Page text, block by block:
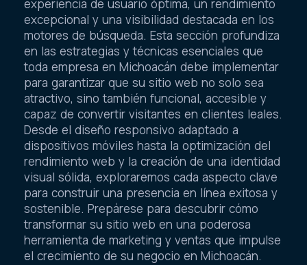
experiencia de usuario óptima, un rendimiento
excepcional y una visibilidad destacada en los
motores de búsqueda. Esta sección profundiza
en las estrategias y técnicas esenciales que
toda empresa en Michoacán debe implementar
para garantizar que su sitio web no solo sea
atractivo, sino también funcional, accesible y
capaz de convertir visitantes en clientes leales.
Desde el diseño responsivo adaptado a
dispositivos móviles hasta la optimización del
rendimiento web y la creación de una identidad
visual sólida, exploraremos cada aspecto clave
para construir una presencia en línea exitosa y
sostenible. Prepárese para descubrir cómo
transformar su sitio web en una poderosa
herramienta de marketing y ventas que impulse
el crecimiento de su negocio en Michoacán.